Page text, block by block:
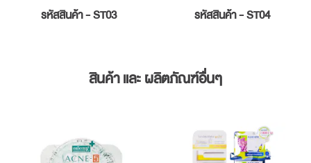
รหัสสินค้า - ST03 รหัสสินค้า - ST04
สินค้า และ ผลิตภัณฑ์อื่นๆ